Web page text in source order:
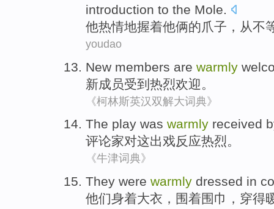
introduction to the Mole.
他热情地握着他俩的爪子 ， 从不
youdao
New members are warmly
新成员受到 热烈欢迎。
《柯林斯英汉双解大词典》
The play was warmly received
评论家对这出戏反应热烈。
《牛津词典》
They were warmly dressed in
他们身着大衣 ，围着围巾， 穿得